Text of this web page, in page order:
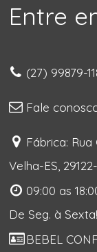
Entre
(27) 99879-
Fale
Fábrica: Rua
Velha-ES,
09:00 as
De Seg. à Sexta!
BEBEL